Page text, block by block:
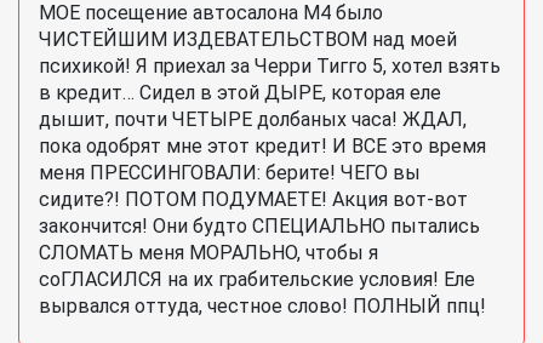
МОЕ посещение автосалона М4 было
ЧИСТЕЙШИМ ИЗДЕВАТЕЛЬСТВОМ над моей
психикой! Я приехал за Черри Тигго 5, хотел взять
в кредит… Сидел в этой ДЫРЕ, которая еле
дышит, почти ЧЕТЫРЕ долбаных часа! ЖДАЛ,
пока одобрят мне этот кредит! И ВСЕ это время
меня ПРЕССИНГОВАЛИ: берите! ЧЕГО вы
сидите?! ПОТОМ ПОДУМАЕТЕ! Акция вот-вот
закончится! Они будто СПЕЦИАЛЬНО пытались
СЛОМАТЬ меня МОРАЛЬНО, чтобы я
соГЛАСИЛСЯ на их грабительские условия! Еле
вырвался оттуда, честное слово! ПОЛНЫЙ ппц!